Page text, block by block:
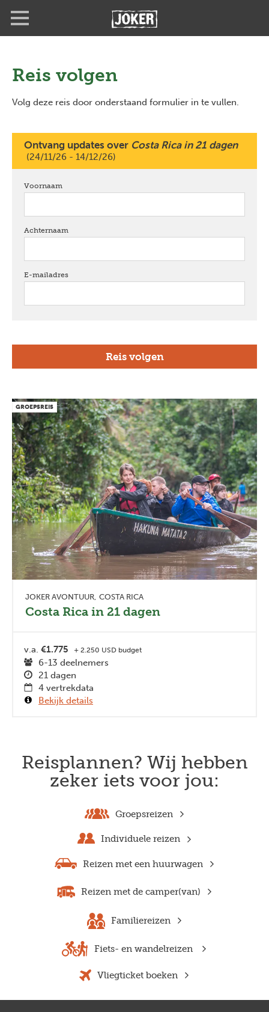
gaanReis volgen
Volg deze reis door onderstaand formulier in te vullen.
Ontvang updates over Costa Rica in 21 dagen
(24/11/26 - 14/12/26)
Voornaam
Achternaam
E-mailadres
GROEPSREIS
JOKER AVONTUUR COSTA RICA
Costa Rica in 21 dagen
v.a. €1.775 + 2.250 USD budget
6-13 deelnemers
21 dagen
4 vertrekdata
Bekijk details
Reisplannen? Wij hebben
zeker iets voor jou:
Groepsreizen
Individuele reizen
Reizen met een huurwagen
Reizen met de camper(van)
Familiereizen
Fiets- en wandelreizen
Vliegticket boeken